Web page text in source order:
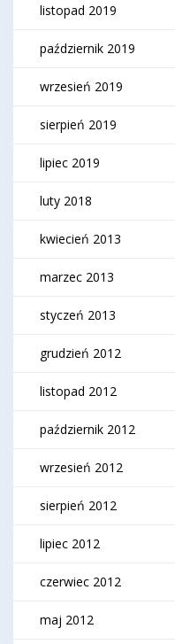
listopad 2019
październik 2019
wrzesień 2019
sierpień 2019
lipiec 2019
luty 2018
kwiecień 2013
marzec 2013
styczeń 2013
grudzień 2012
listopad 2012
październik 2012
wrzesień 2012
sierpień 2012
lipiec 2012
czerwiec 2012
maj 2012